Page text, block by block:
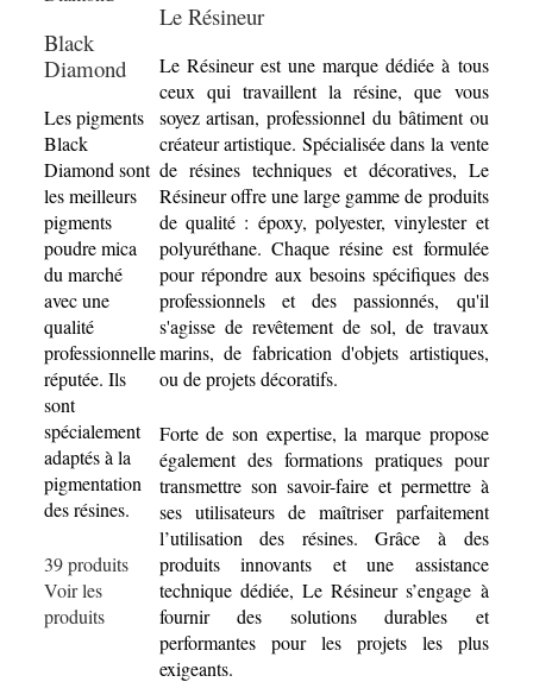
Black
Diamond
Les pigments
Black
Diamond sont
les meilleurs
pigments
poudre mica
du marché
avec une
qualité
professionnelle
réputée. Ils
sont
spécialement
adaptés à la
pigmentation
des résines.
39 produits
Voir les
produits
Le Résineur
Le Résineur est une marque dédiée à tous
ceux qui travaillent la résine, que vous
soyez artisan, professionnel du bâtiment ou
créateur artistique. Spécialisée dans la vente
de résines techniques et décoratives, Le
Résineur offre une large gamme de produits
de qualité : époxy, polyester, vinylester et
polyuréthane. Chaque résine est formulée
pour répondre aux besoins spécifiques des
professionnels et des passionnés, qu'il
s'agisse de revêtement de sol, de travaux
marins, de fabrication d'objets artistiques,
ou de projets décoratifs.
Forte de son expertise, la marque propose
également des formations pratiques pour
transmettre son savoir-faire et permettre à
ses utilisateurs de maîtriser parfaitement
l’utilisation des résines. Grâce à des
produits innovants et une assistance
technique dédiée, Le Résineur s’engage à
fournir des solutions durables et
performantes pour les projets les plus
exigeants.